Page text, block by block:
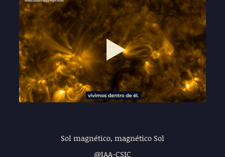
Play
02:55
Mute Settings
Enter
Play
Sol magnético, magnético Sol
@IAA-CSIC